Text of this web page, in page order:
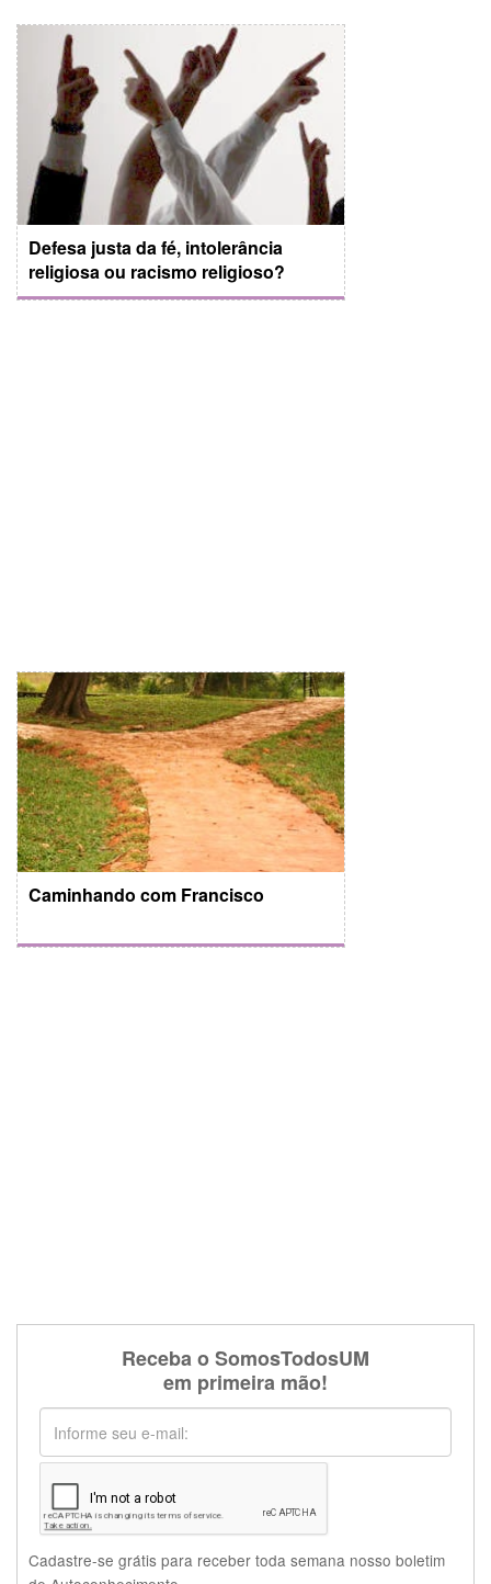
Defesa justa da fé, intolerância
religiosa ou racismo religioso?
Caminhando com Francisco
Receba o SomosTodosUM
em primeira mão!
Cadastre-se grátis para receber toda semana nosso boletim